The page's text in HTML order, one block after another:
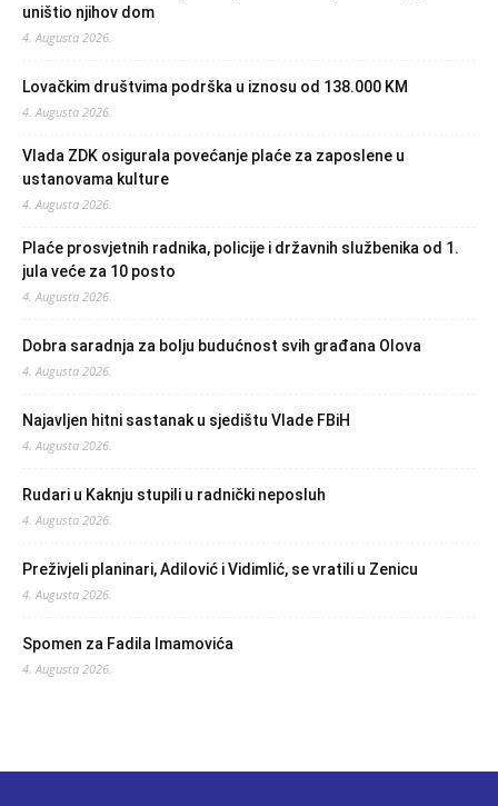
uništio njihov dom
4. Augusta 2026.
Lovačkim društvima podrška u iznosu od 138.000 KM
4. Augusta 2026.
Vlada ZDK osigurala povećanje plaće za zaposlene u
ustanovama kulture
4. Augusta 2026.
Plaće prosvjetnih radnika, policije i državnih službenika od 1.
jula veće za 10 posto
4. Augusta 2026.
Dobra saradnja za bolju budućnost svih građana Olova
4. Augusta 2026.
Najavljen hitni sastanak u sjedištu Vlade FBiH
4. Augusta 2026.
Rudari u Kaknju stupili u radnički neposluh
4. Augusta 2026.
Preživjeli planinari, Adilović i Vidimlić, se vratili u Zenicu
4. Augusta 2026.
Spomen za Fadila Imamovića
4. Augusta 2026.